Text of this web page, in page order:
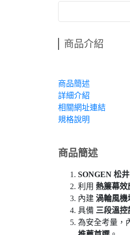
商品介紹
商品簡述
詳細介紹
相關網址連結
規格說明
商品簡述
SONGEN 松
利用 熱簾幕效
內建 渦輪風機
具備 三段溫控
為安全考量，